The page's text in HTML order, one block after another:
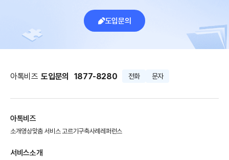
도입문의
아톡비즈 도입문의 1877-8280 전화 문자
아톡비즈
소개영상맞춤 서비스 고르기구축사례 레퍼런스
서비스소개